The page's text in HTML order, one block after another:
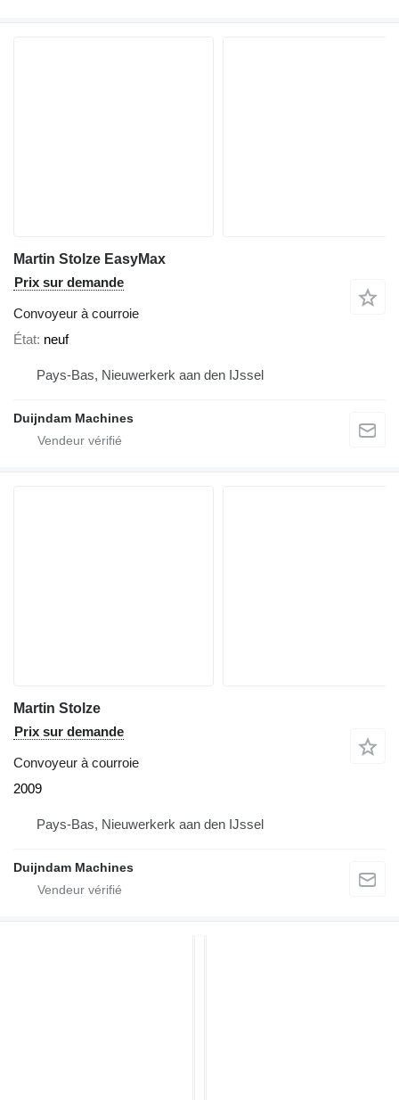
Martin Stolze EasyMax
Prix sur demande
Convoyeur à courroie
État neuf
Pays-Bas, Nieuwerkerk aan den IJssel
Duijndam Machines
Martin Stolze
Prix sur demande
Convoyeur à courroie
2009
Pays-Bas, Nieuwerkerk aan den IJssel
Duijndam Machines